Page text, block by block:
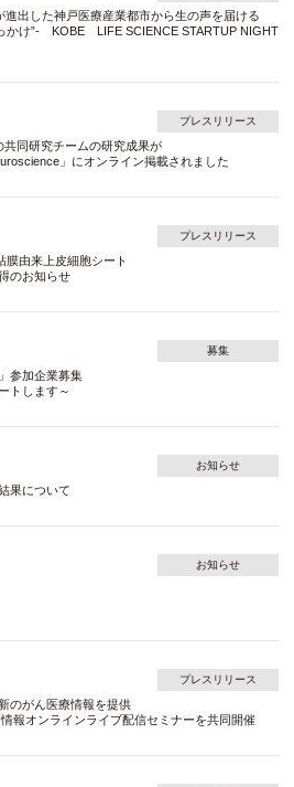
出した神戸医療産業都市から生の声を届ける
かけ”- KOBE LIFE SCIENCE STARTUP NIGHT
プレスリリース
同研究チームの研究成果が
」にオンライン掲載されました
プレスリリース
膜由来上皮細胞シート
のお知らせ
募集
参加企業募集
トします～
お知らせ
果について
お知らせ
プレスリリース
のがん医療情報を提供
報オンラインライブ配信セミナーを共同開催